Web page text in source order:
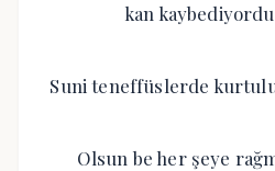
kan
Suni teneffüslerde
Olsun be her şeye